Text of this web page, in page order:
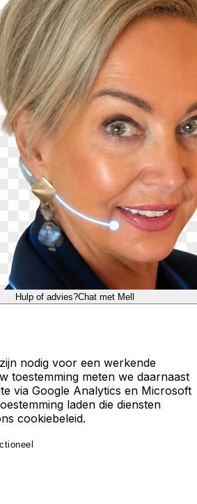
Hulp of advies?Chat met Mell
nodig voor een werkende
toestemming meten we daarnaast
via Google Analytics en Microsoft
laden die diensten
cookiebeleid.